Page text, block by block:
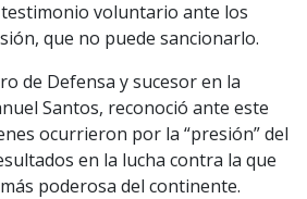
voluntario ante los
que no puede sancionarlo.
de Defensa y sucesor en la
Santos, reconoció ante este
ocurrieron por la “presión” del
en la lucha contra la que
poderosa del continente.